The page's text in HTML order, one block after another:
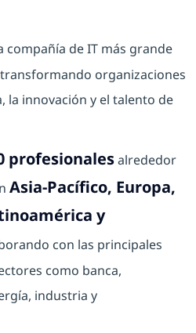
compañía de IT más grande
organizaciones
la innovación y el talento de
profesionalesalrededor
Asia-Pacífico, Europa,
y
con las principales
como banca,
industria y